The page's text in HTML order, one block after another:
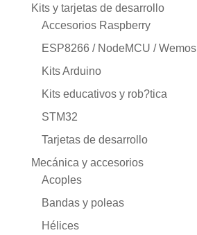
Kits y tarjetas de desarrollo
Accesorios Raspberry
ESP8266 / NodeMCU / Wemos
Kits Arduino
Kits educativos y rob?tica
STM32
Tarjetas de desarrollo
Mecánica y accesorios
Acoples
Bandas y poleas
Hélices